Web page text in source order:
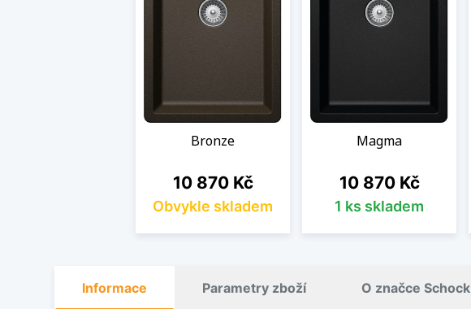
Bronze
Cena
10 870 Kč
Obvykle skladem
Magma
Cena
10 870 Kč
1 ks skladem
Informace Parametry zboží O značce Schock